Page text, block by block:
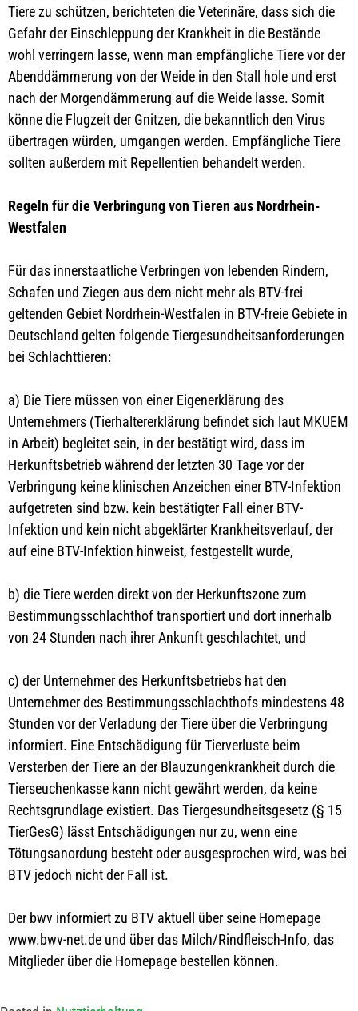
Tiere zu schützen, berichteten die Veterinäre, dass sich die
Gefahr der Einschleppung der Krankheit in die Bestände
wohl verringern lasse, wenn man empfängliche Tiere vor der
Abenddämmerung von der Weide in den Stall hole und erst
nach der Morgendämmerung auf die Weide lasse. Somit
könne die Flugzeit der Gnitzen, die bekanntlich den Virus
übertragen würden, umgangen werden. Empfängliche Tiere
sollten außerdem mit Repellentien behandelt werden.
Regeln für die Verbringung von Tieren aus Nordrhein-
Westfalen
Für das innerstaatliche Verbringen von lebenden Rindern,
Schafen und Ziegen aus dem nicht mehr als BTV-frei
geltenden Gebiet Nordrhein-Westfalen in BTV-freie Gebiete in
Deutschland gelten folgende Tiergesundheitsanforderungen
bei Schlachttieren:
a) Die Tiere müssen von einer Eigenerklärung des
Unternehmers (Tierhaltererklärung befindet sich laut MKUEM
in Arbeit) begleitet sein, in der bestätigt wird, dass im
Herkunftsbetrieb während der letzten 30 Tage vor der
Verbringung keine klinischen Anzeichen einer BTV-Infektion
aufgetreten sind bzw. kein bestätigter Fall einer BTV-
Infektion und kein nicht abgeklärter Krankheitsverlauf, der
auf eine BTV-Infektion hinweist, festgestellt wurde,
b) die Tiere werden direkt von der Herkunftszone zum
Bestimmungsschlachthof transportiert und dort innerhalb
von 24 Stunden nach ihrer Ankunft geschlachtet, und
c) der Unternehmer des Herkunftsbetriebs hat den
Unternehmer des Bestimmungsschlachthofs mindestens 48
Stunden vor der Verladung der Tiere über die Verbringung
informiert. Eine Entschädigung für Tierverluste beim
Versterben der Tiere an der Blauzungenkrankheit durch die
Tierseuchenkasse kann nicht gewährt werden, da keine
Rechtsgrundlage existiert. Das Tiergesundheitsgesetz (§ 15
TierGesG) lässt Entschädigungen nur zu, wenn eine
Tötungsanordung besteht oder ausgesprochen wird, was bei
BTV jedoch nicht der Fall ist.
Der bwv informiert zu BTV aktuell über seine Homepage
www.bwv-net.de und über das Milch/Rindfleisch-Info, das
Mitglieder über die Homepage bestellen können.